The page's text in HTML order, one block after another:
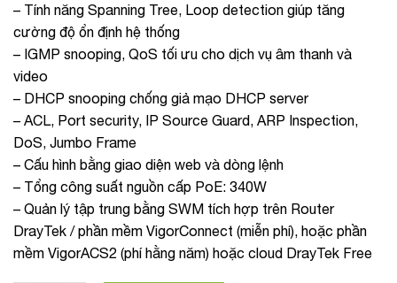
– Tính năng Spanning Tree, Loop detection giúp tăng
cường độ ổn định hệ thống
– IGMP snooping, QoS tối ưu cho dịch vụ âm thanh và
video
– DHCP snooping chống giả mạo DHCP server
– ACL, Port security, IP Source Guard, ARP Inspection,
DoS, Jumbo Frame
– Cấu hình bằng giao diện web và dòng lệnh
– Tổng công suất nguồn cấp PoE: 340W
– Quản lý tập trung bằng SWM tích hợp trên Router
DrayTek / phần mềm VigorConnect (miễn phí), hoặc phần
mềm VigorACS2 (phí hằng năm) hoặc cloud DrayTek Free